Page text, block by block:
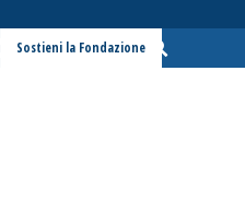
Sostieni la Fondazione